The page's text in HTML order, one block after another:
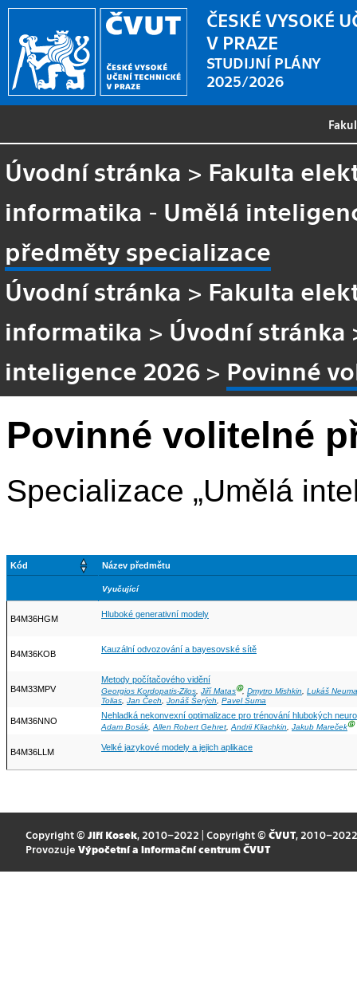
ČESKÉ VYSOKÉ
V PRAZE
STUDIJNÍ PLÁNY
2025/2026
Úvodní stránka > Fakulta
informatika - Umělá
předměty specializace
Úvodní stránka > Fakulta
informatika > Úvodní stránka
inteligence 2026 > Povinné
Povinné volitelné
Specializace „Umělá
Kód Název předmětu
Vyučující
B4M36HGM Hluboké generativní modely
B4M36KOB Kauzální odvozování a bayesovské sítě
B4M33MPV
Metody počítačového vidění
Georgios Kordopatis-Zilos, Jiří MatasⒼ, Dmytro Mishkin, Lukáš
Tolias Jan Čech Jonáš Šerých Pavel Šuma
B4M36NNO
Nehladká nekonvexní optimalizace pro trénování hlubokých
Adam Bosák,Allen Robert Gehret,Andrii Kliachkin, Jakub MarečekⒼ
B4M36LLM Velké jazykové modely a jejich aplikace
Copyright © Jiří Kosek, 2010–2022 | Copyright © ČVUT, 2010–2022
Provozuje Výpočetní a informační centrum ČVUT